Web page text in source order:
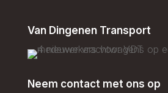
Van Dingenen Transport
Neem contact met ons op